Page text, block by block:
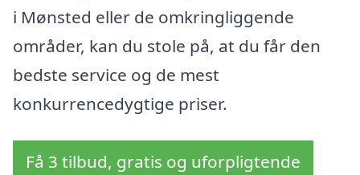
i Mønsted eller de omkringliggende
områder, kan du stole på, at du får den
bedste service og de mest
konkurrencedygtige priser.
Få 3 tilbud, gratis og uforpligtende